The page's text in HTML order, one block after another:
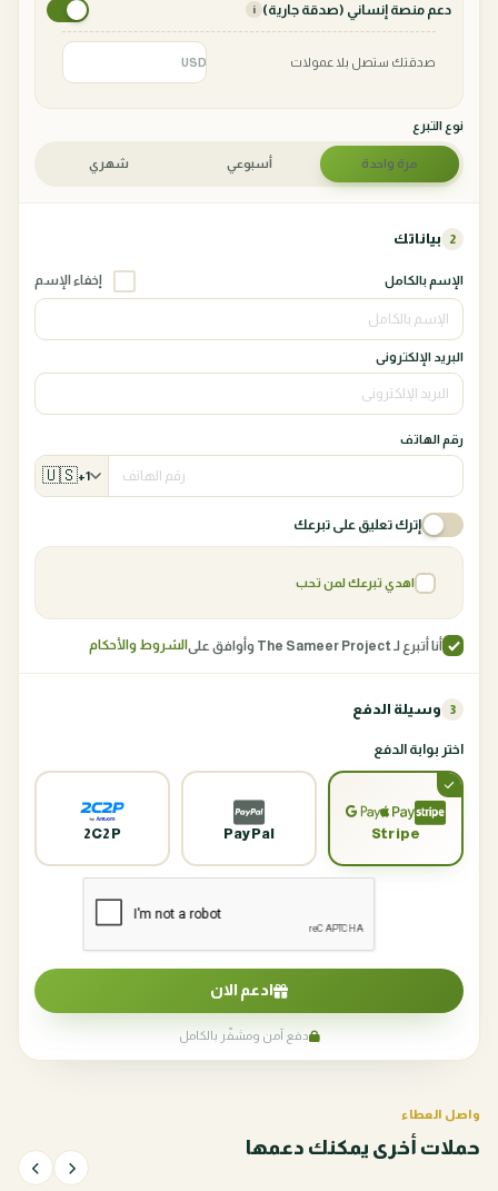
دعم منصة إنساني (صدقة جارية) i
صدقتك ستصل بلا عمولات USD
نوع التبرع
مرة واحدة أسبوعي شهري
2 بياناتك
الإسم بالكامل إخفاء الإسم
البريد الإلكترونى
رقم الهاتف
🇺🇸+1
إترك تعليق على تبرعك
اهدي تبرعك لمن تحب
أنا أتبرع لـ The Sameer Project وأوافق على الشروط والأحكام
3 وسيلة الدفع
اختر بوابة الدفع
Stripe
PayPal
2C2P
ادعم الان
دفع آمن ومشفّر بالكامل
واصل العطاء
حملات أخرى يمكنك دعمها